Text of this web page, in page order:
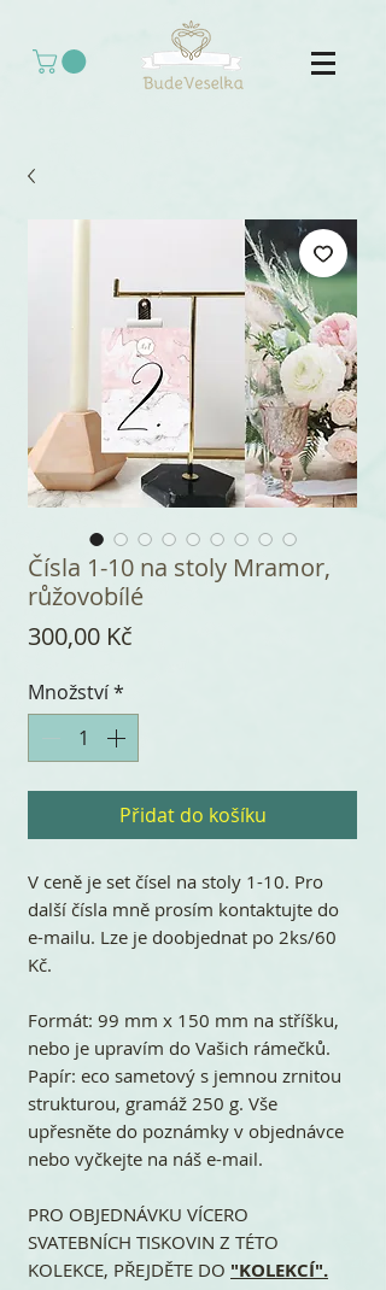
Čísla 1-10 na stoly Mramor,
růžovobílé
300,00 Kč
Množství*
Přidat do košíku
V ceně je set čísel na stoly 1-10. Pro
další čísla mně prosím kontaktujte do
e-mailu. Lze je doobjednat po 2ks/60
Kč.
Formát: 99 mm x 150 mm na stříšku,
nebo je upravím do Vašich rámečků.
Papír: eco sametový s jemnou zrnitou
strukturou, gramáž 250 g. Vše
upřesněte do poznámky v objednávce
nebo vyčkejte na náš e-mail.
PRO OBJEDNÁVKU VÍCERO
SVATEBNÍCH TISKOVIN Z TÉTO
KOLEKCE, PŘEJDĚTE DO "KOLEKCÍ".